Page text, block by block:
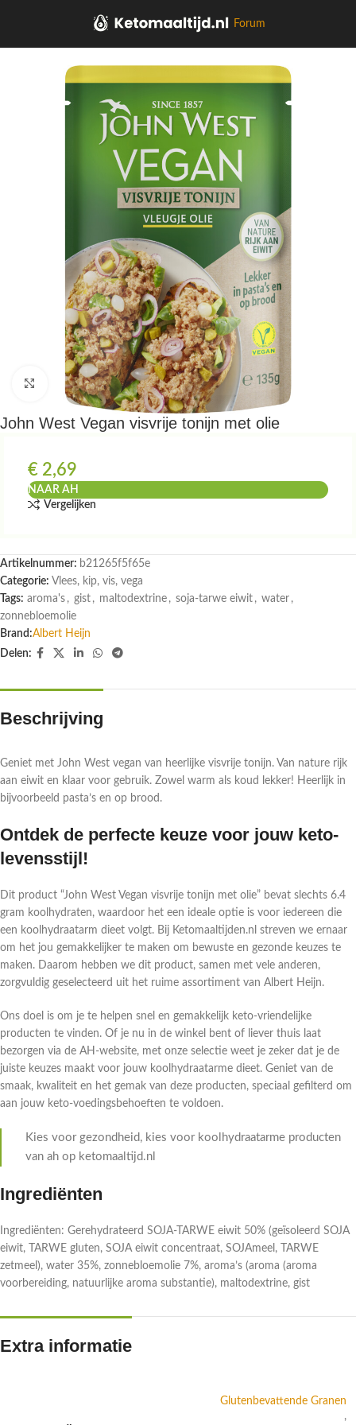
Forum
Klik om te vergroten
John West Vegan visvrije tonijn met olie
€ 2,69
NAAR AH
Vergelijken
Artikelnummer: b21265f5f65e
Categorie: Vlees, kip, vis, vega
Tags: aroma's , gist , maltodextrine , soja-tarwe eiwit , water ,
zonnebloemolie
Brand:Albert Heijn
Delen:
Beschrijving
Geniet met John West vegan van heerlijke visvrije tonijn. Van nature rijk
aan eiwit en klaar voor gebruik. Zowel warm als koud lekker! Heerlijk in
bijvoorbeeld pasta’s en op brood.
Ontdek de perfecte keuze voor jouw keto-
levensstijl!
Dit product “John West Vegan visvrije tonijn met olie” bevat slechts 6.4
gram koolhydraten, waardoor het een ideale optie is voor iedereen die
een koolhydraatarm dieet volgt. Bij Ketomaaltijden.nl streven we ernaar
om het jou gemakkelijker te maken om bewuste en gezonde keuzes te
maken. Daarom hebben we dit product, samen met vele anderen,
zorgvuldig geselecteerd uit het ruime assortiment van Albert Heijn.
Ons doel is om je te helpen snel en gemakkelijk keto-vriendelijke
producten te vinden. Of je nu in de winkel bent of liever thuis laat
bezorgen via de AH-website, met onze selectie weet je zeker dat je de
juiste keuzes maakt voor jouw koolhydraatarme dieet. Geniet van de
smaak, kwaliteit en het gemak van deze producten, speciaal gefilterd om
aan jouw keto-voedingsbehoeften te voldoen.
Kies voor gezondheid, kies voor koolhydraatarme producten
van ah op ketomaaltijd.nl
Ingrediënten
Ingrediënten: Gerehydrateerd SOJA-TARWE eiwit 50% (geïsoleerd SOJA
eiwit, TARWE gluten, SOJA eiwit concentraat, SOJAmeel, TARWE
zetmeel), water 35%, zonnebloemolie 7%, aroma’s (aroma (aroma
voorbereiding, natuurlijke aroma substantie), maltodextrine, gist
Extra informatie
Glutenbevattende Granen
,